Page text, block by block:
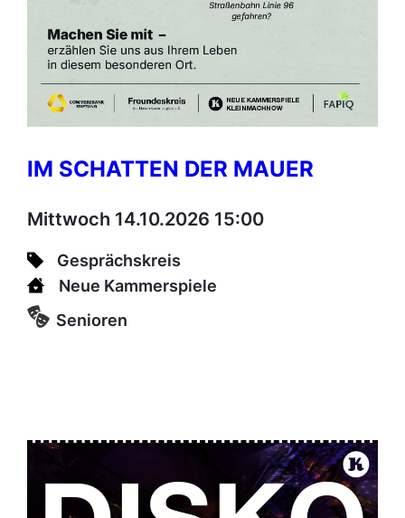
IM SCHATTEN DER MAUER
Mittwoch 14.10.2026 15:00
Gesprächskreis
Neue Kammerspiele
Senioren